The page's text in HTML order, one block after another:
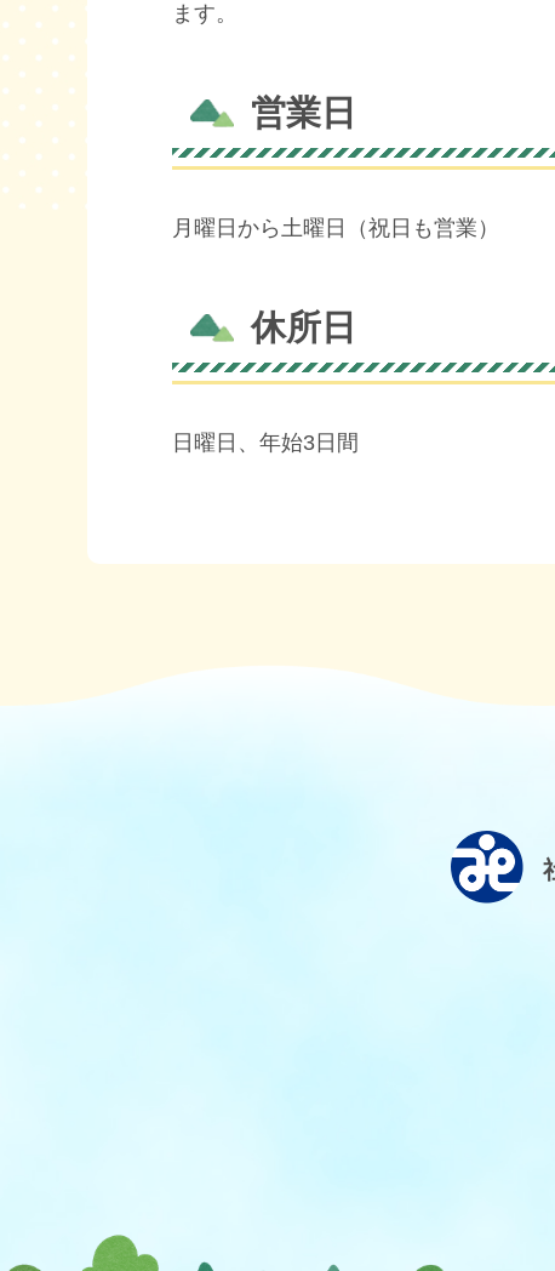
ます。
営業日
月曜日から土曜日（祝日も営業）
休所日
日曜日、年始3日間